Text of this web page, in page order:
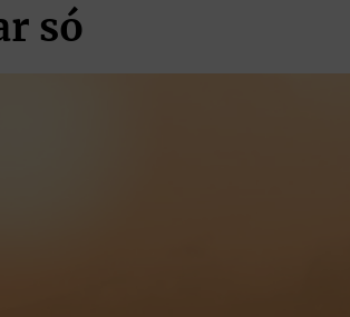
só